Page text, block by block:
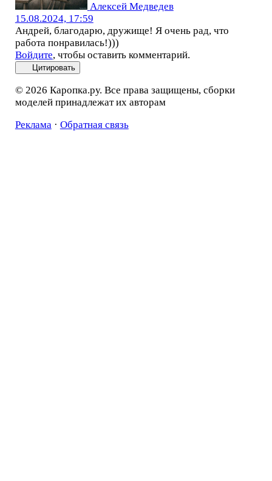
Алексей Медведев
15.08.2024, 17:59
Андрей, благодарю, дружище! Я очень рад, что
работа понравилась!)))
Войдите, чтобы оставить комментарий.
Цитировать
© 2026 Каропка.ру. Все права защищены, сборки
моделей принадлежат их авторам
Реклама · Обратная связь